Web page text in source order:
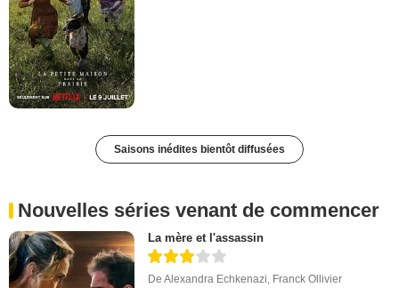
Saisons inédites bientôt diffusées
Nouvelles séries venant de commencer
La mère et l'assassin
DeAlexandra Echkenazi, Franck Ollivier